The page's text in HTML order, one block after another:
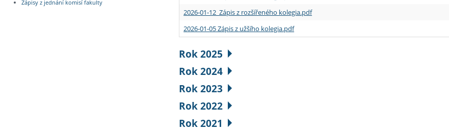
Zápisy z jednání komisí fakulty
2026-01-12 Zápis z rozšířeného kolegia.pdf
2026-01-05 Zápis z užšího kolegia.pdf
Rok 2025
Rok 2024
Rok 2023
Rok 2022
Rok 2021